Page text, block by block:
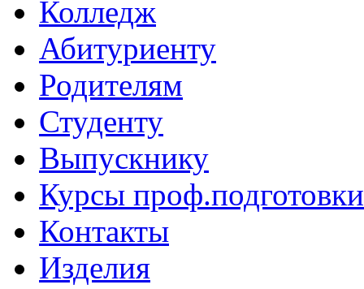
Колледж
Абитуриенту
Родителям
Студенту
Выпускнику
Курсы проф.подготовки
Контакты
Изделия